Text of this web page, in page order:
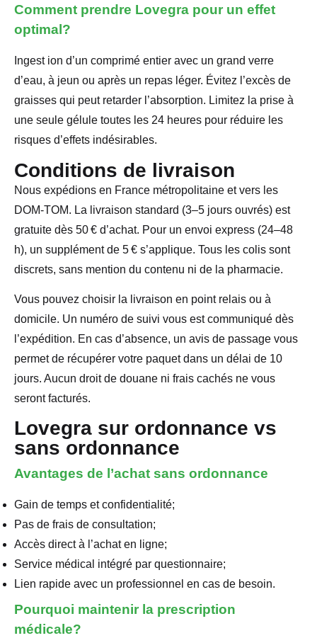
Comment prendre Lovegra pour un effet
optimal?
Ingest ion d’un comprimé entier avec un grand verre
d’eau, à jeun ou après un repas léger. Évitez l’excès de
graisses qui peut retarder l’absorption. Limitez la prise à
une seule gélule toutes les 24 heures pour réduire les
risques d’effets indésirables.
Conditions de livraison
Nous expédions en France métropolitaine et vers les
DOM-TOM. La livraison standard (3–5 jours ouvrés) est
gratuite dès 50 € d’achat. Pour un envoi express (24–48
h), un supplément de 5 € s’applique. Tous les colis sont
discrets, sans mention du contenu ni de la pharmacie.
Vous pouvez choisir la livraison en point relais ou à
domicile. Un numéro de suivi vous est communiqué dès
l’expédition. En cas d’absence, un avis de passage vous
permet de récupérer votre paquet dans un délai de 10
jours. Aucun droit de douane ni frais cachés ne vous
seront facturés.
Lovegra sur ordonnance vs
sans ordonnance
Avantages de l’achat sans ordonnance
Gain de temps et confidentialité;
Pas de frais de consultation;
Accès direct à l’achat en ligne;
Service médical intégré par questionnaire;
Lien rapide avec un professionnel en cas de besoin.
Pourquoi maintenir la prescription
médicale?